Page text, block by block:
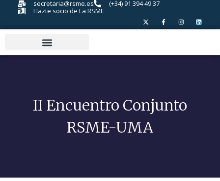
secretaria@rsme.es
(+34) 91 394 49 37
Hazte socio de La RSME
II Encuentro Conjunto
RSME-UMA